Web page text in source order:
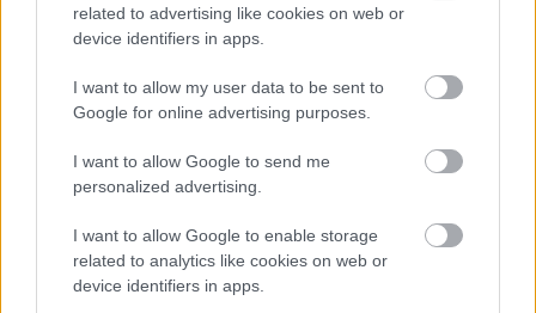
related to advertising like cookies on web or
device identifiers in apps.
I want to allow my user data to be sent to
Google for online advertising purposes.
I want to allow Google to send me
personalized advertising.
I want to allow Google to enable storage
related to analytics like cookies on web or
device identifiers in apps.
Címkék:Kiri Te Kanawa
Ajánlott bejegyzések:
Pá, Elvirácska